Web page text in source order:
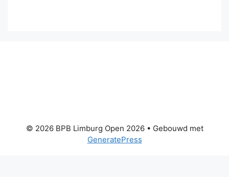
© 2026 BPB Limburg Open 2026• Gebouwd met
GeneratePress